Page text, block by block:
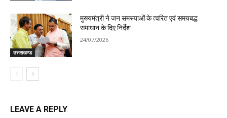
उत्तराखण्ड
मुख्यमंत्री ने जन समस्याओं के त्वरित एवं समयबद्ध
समाधान के दिए निर्देश
24/07/2026
LEAVE A REPLY